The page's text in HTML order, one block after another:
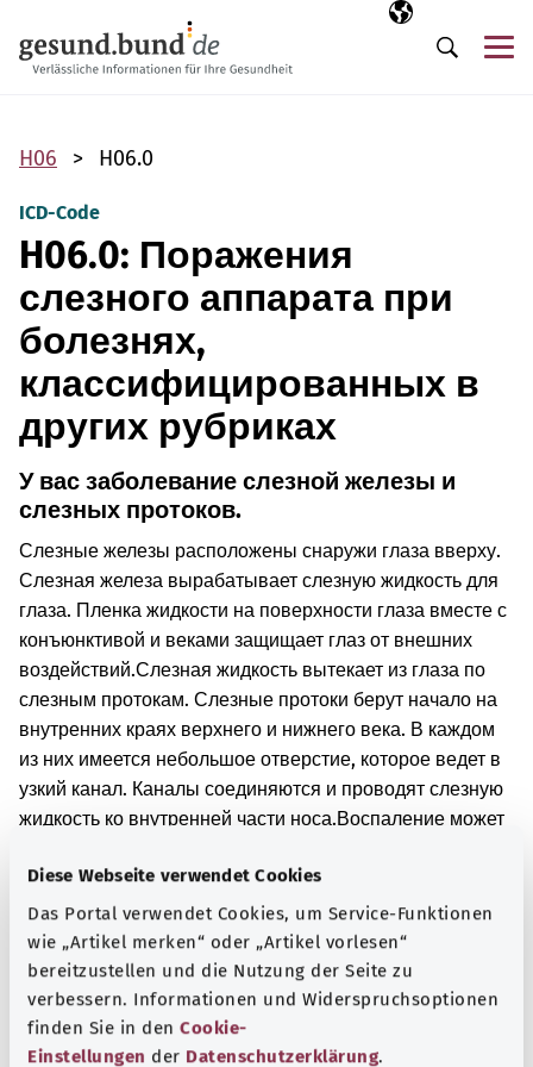
Diese Webseite verwendet Cookies
Das Portal verwendet Cookies, um Service-Funktionen
wie „Artikel merken“ oder „Artikel vorlesen“
bereitzustellen und die Nutzung der Seite zu
verbessern. Informationen und Widerspruchsoptionen
finden Sie in den Cookie-
Einstellungen der Datenschutzerklärung.
Выбранный
RU
Поиск
H06 H06.0
ICD-Code
H06.0: Поражения
слезного аппарата при
болезнях,
классифицированных в
других рубриках
У вас заболевание слезной железы и
слезных протоков.
Слезные железы расположены снаружи глаза вверху.
Слезная железа вырабатывает слезную жидкость для
глаза. Пленка жидкости на поверхности глаза вместе с
конъюнктивой и веками защищает глаз от внешних
воздействий.Слезная жидкость вытекает из глаза по
слезным протокам. Слезные протоки берут начало на
внутренних краях верхнего и нижнего века. В каждом
из них имеется небольшое отверстие, которое ведет в
узкий канал. Каналы соединяются и проводят слезную
жидкость ко внутренней части носа.Воспаление может
Дополнительные обозначения
Указание